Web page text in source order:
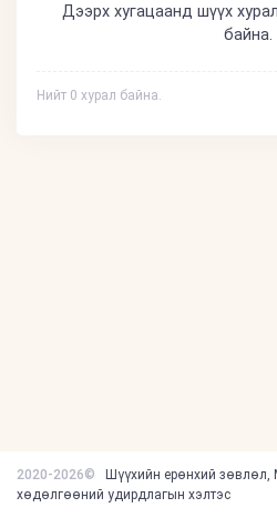
Дээрх хугацаанд шүүх
байна.
Нийт 0 хурал байна.
2020-2026©
Шүүхийн ерөнхий зөвлөл,
хөдөлгөөний удирдлагын хэлтэс